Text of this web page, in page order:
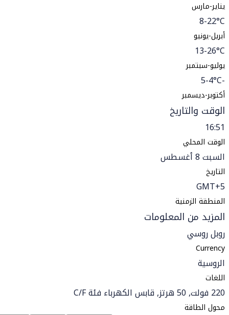
يناير-مارس
8-22°C
أبريل-يونيو
13-26°C
يوليو-سبتمبر
-5-4°C
أكتوبر-ديسمبر
الوقت والتاريخ
16:51
الوقت المحلي
السبت 8 أغسطس
التاريخ
GMT+5
المنطقة الزمنية
المزيد من المعلومات
روبل روسي
Currency
الروسية
اللغات
220 فولت, 50 هرتز, قابس الكهرباء فئة C/F
محول الطاقة